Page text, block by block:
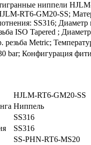
ниппели
RT6-GM20-SS;
SS316; Диаметр
ISO Tapered ;
резьба Metric;
bar; Конфигурация
HJLM-RT6-GM20-SS
Ниппель
SS316
SS316
SS-PHN-RT6-MS20